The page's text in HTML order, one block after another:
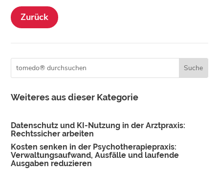
Zurück
Weiteres aus dieser Kategorie
Datenschutz und KI-Nutzung in der Arztpraxis:
Rechtssicher arbeiten
Kosten senken in der Psychotherapiepraxis:
Verwaltungsaufwand, Ausfälle und laufende
Ausgaben reduzieren